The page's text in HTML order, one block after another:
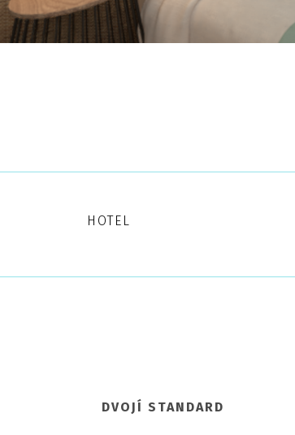
HOTEL
DVOJÍ STANDARD